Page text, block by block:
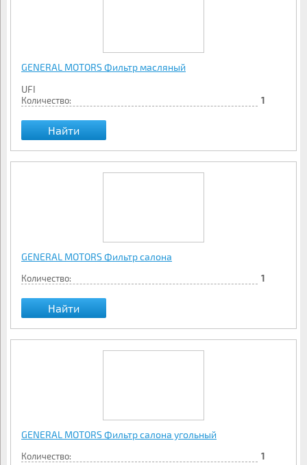
GENERAL MOTORS Фильтр масляный
UFI
Количество: 1
Найти
GENERAL MOTORS Фильтр салона
Количество: 1
Найти
GENERAL MOTORS Фильтр салона угольный
Количество: 1